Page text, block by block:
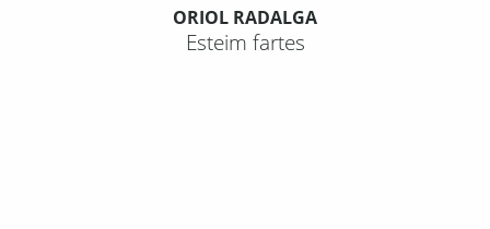
ORIOL RADALGA
Esteim fartes